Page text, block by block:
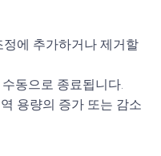
에 추가하거나 제거할
동으로 종료됩니다.
용량의 증가 또는 감소